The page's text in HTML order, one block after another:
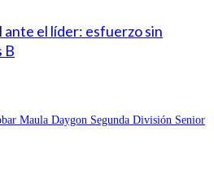
ante el líder: esfuerzo sin
B
Maula Daygon Segunda División Senior